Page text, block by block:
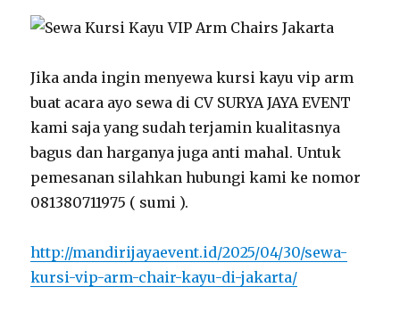
Jika anda ingin menyewa kursi kayu vip arm
buat acara ayo sewa di CV SURYA JAYA EVENT
kami saja yang sudah terjamin kualitasnya
bagus dan harganya juga anti mahal. Untuk
pemesanan silahkan hubungi kami ke nomor
081380711975 ( sumi ).
http://mandirijayaevent.id/2025/04/30/sewa-
kursi-vip-arm-chair-kayu-di-jakarta/